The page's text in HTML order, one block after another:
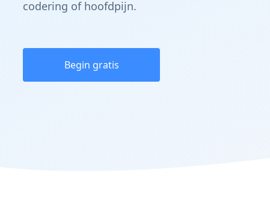
codering of hoofdpijn.
Begin gratis